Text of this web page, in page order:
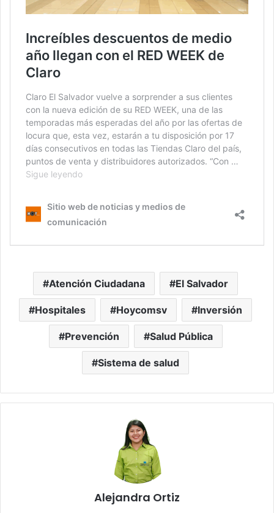
Atención Ciudadana El Salvador
Hospitales Hoycomsv Inversión
Prevención Salud Pública
Sistema de salud
Alejandra Ortiz